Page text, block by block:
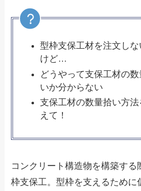
型枠支保工材を注文し
けど…
どうやって支保工材の
いか分からない
支保工材の数量拾い方
えて！
コンクリート構造物を構築する
枠支保工。型枠を支えるために